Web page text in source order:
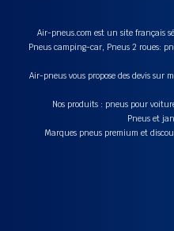
Air-pneus.com est un site français
Pneus camping-car, Pneus 2 roues:
Air-pneus vous propose des devis sur
Nos produits : pneus pour
Pneus et
Marques pneus premium et